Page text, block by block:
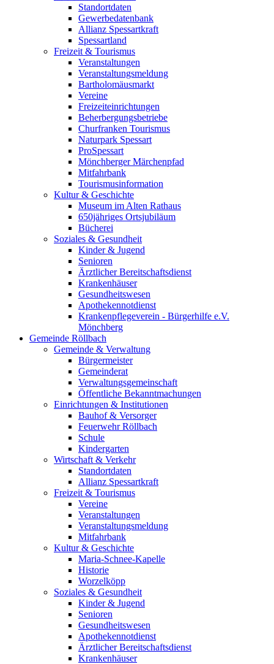
Standortdaten
Gewerbedatenbank
Allianz Spessartkraft
Spessartland
Freizeit & Tourismus
Veranstaltungen
Veranstaltungsmeldung
Bartholomäusmarkt
Vereine
Freizeiteinrichtungen
Beherbergungsbetriebe
Churfranken Tourismus
Naturpark Spessart
ProSpessart
Mönchberger Märchenpfad
Mitfahrbank
Tourismusinformation
Kultur & Geschichte
Museum im Alten Rathaus
650jähriges Ortsjubiläum
Bücherei
Soziales & Gesundheit
Kinder & Jugend
Senioren
Ärztlicher Bereitschaftsdienst
Krankenhäuser
Gesundheitswesen
Apothekennotdienst
Krankenpflegeverein - Bürgerhilfe e.V.
Mönchberg
Gemeinde Röllbach
Gemeinde & Verwaltung
Bürgermeister
Gemeinderat
Verwaltungsgemeinschaft
Öffentliche Bekanntmachungen
Einrichtungen & Institutionen
Bauhof & Versorger
Feuerwehr Röllbach
Schule
Kindergarten
Wirtschaft & Verkehr
Standortdaten
Allianz Spessartkraft
Freizeit & Tourismus
Vereine
Veranstaltungen
Veranstaltungsmeldung
Mitfahrbank
Kultur & Geschichte
Maria-Schnee-Kapelle
Historie
Worzelköpp
Soziales & Gesundheit
Kinder & Jugend
Senioren
Gesundheitswesen
Apothekennotdienst
Ärztlicher Bereitschaftsdienst
Krankenhäuser